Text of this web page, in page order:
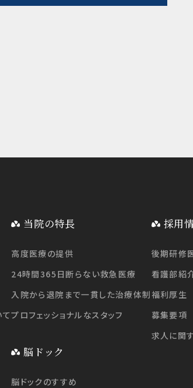
て
当院の特長
高度医療の提供
24時間365日断らない救急医療
入院から退院まで一貫した治療体制
プロフェッショナルなスタッフ
脳ドック
脳ドックのすすめ
採用
後期研修
看護部紹
福利厚生
募集要項
求人に関